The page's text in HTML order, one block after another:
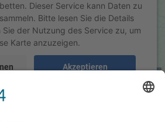
ab 8,30 EUR
% MwSt. zzgl. Versandkosten)
Details
Dieser Service kann Daten zu
Bitte lesen Sie die Details
der Nutzung des Service zu, um
Karte anzuzeigen.
Akzeptieren
Consent Management Platform